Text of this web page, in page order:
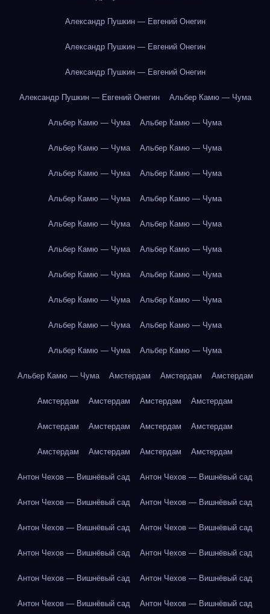
Александр Пушкин — Евгений Онегин
Александр Пушкин — Евгений Онегин
Александр Пушкин — Евгений Онегин
Александр Пушкин — Евгений Онегин Альбер Камю — Чума
Альбер Камю — Чума Альбер Камю — Чума
Альбер Камю — Чума Альбер Камю — Чума
Альбер Камю — Чума Альбер Камю — Чума
Альбер Камю — Чума Альбер Камю — Чума
Альбер Камю — Чума Альбер Камю — Чума
Альбер Камю — Чума Альбер Камю — Чума
Альбер Камю — Чума Альбер Камю — Чума
Альбер Камю — Чума Альбер Камю — Чума
Альбер Камю — Чума Альбер Камю — Чума
Альбер Камю — Чума Альбер Камю — Чума
Альбер Камю — Чума Амстердам Амстердам Амстердам
Амстердам Амстердам Амстердам Амстердам
Амстердам Амстердам Амстердам Амстердам
Амстердам Амстердам Амстердам Амстердам
Антон Чехов — Вишнёвый сад Антон Чехов — Вишнёвый сад
Антон Чехов — Вишнёвый сад Антон Чехов — Вишнёвый сад
Антон Чехов — Вишнёвый сад Антон Чехов — Вишнёвый сад
Антон Чехов — Вишнёвый сад Антон Чехов — Вишнёвый сад
Антон Чехов — Вишнёвый сад Антон Чехов — Вишнёвый сад
Антон Чехов — Вишнёвый сад Антон Чехов — Вишнёвый сад